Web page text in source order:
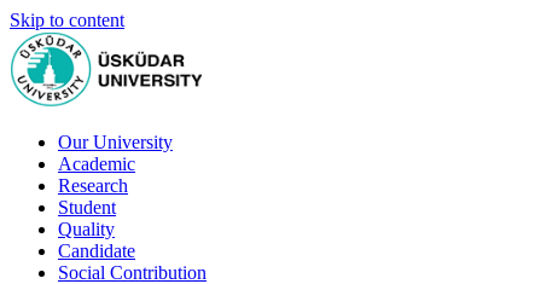
Skip to content
Our University
Academic
Research
Student
Quality
Candidate
Social Contribution